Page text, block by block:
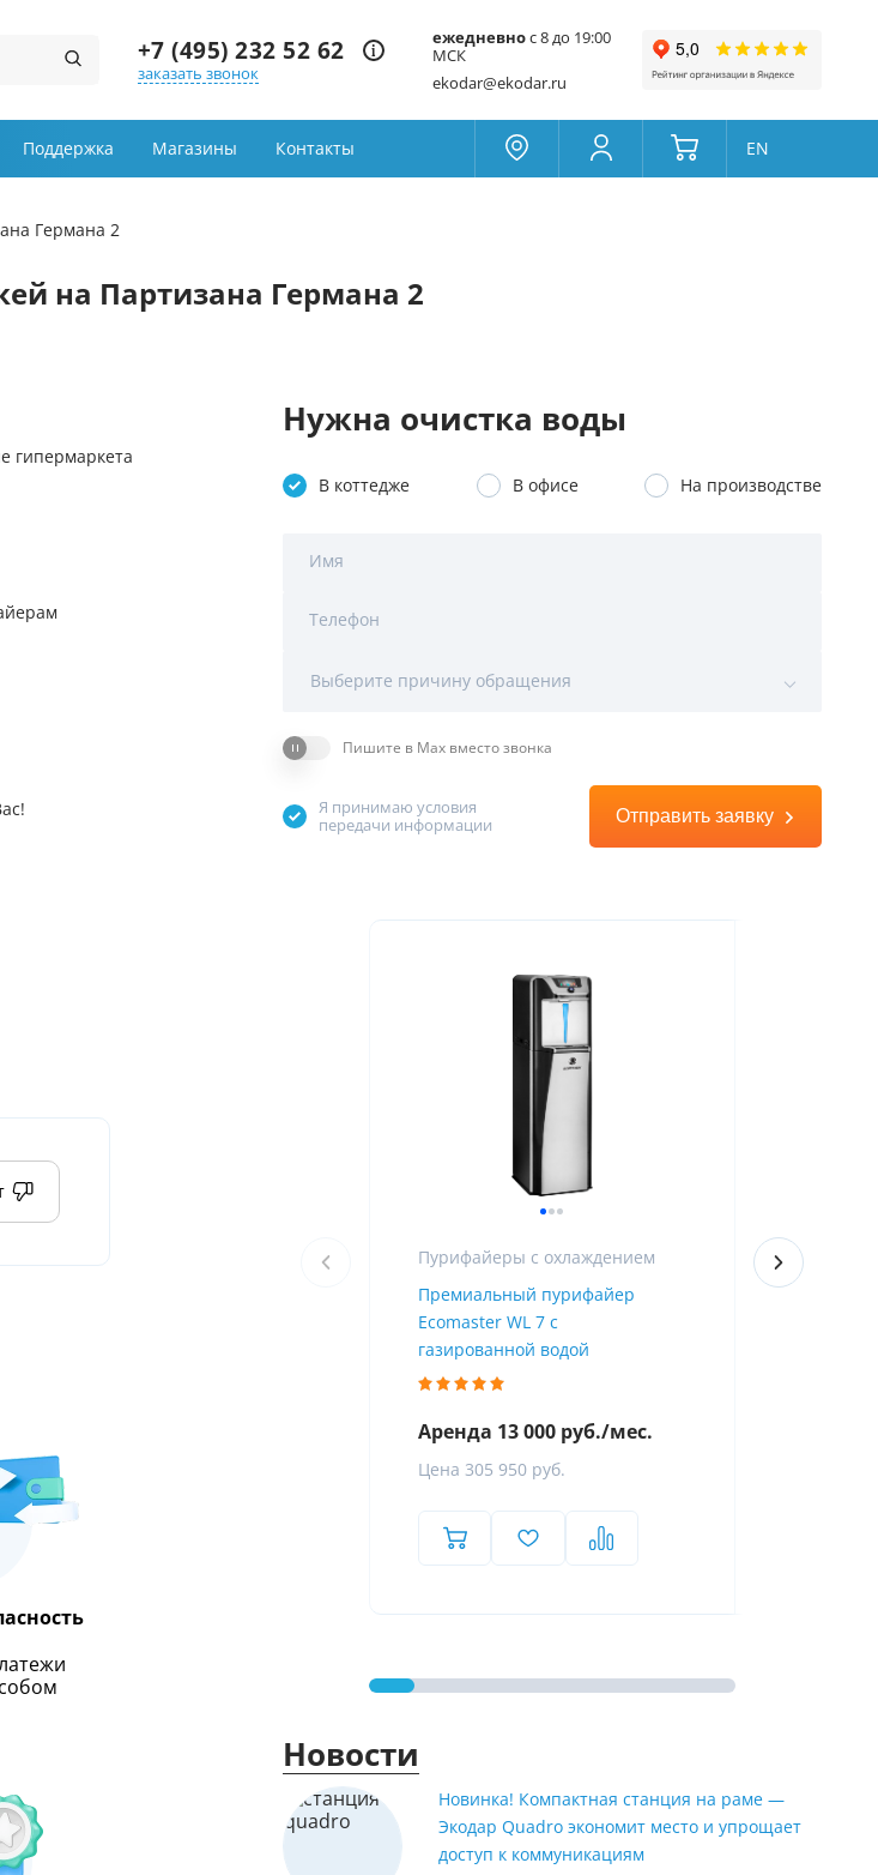
+7 (495) 232 52 62
Заказ звонка
Я принимаю условия
Фирменные магазины
заказать звонок
ежедневнос 8 до 19:00
МСК
ekodar@ekodar.ru
Поддержка Магазины Контакты EN
Германа 2
на Партизана Германа 2
гипермаркета
Нужна очистка воды
В коттедже В офисе На производстве
Имя
Телефон
Выберите причину обращения
Пишите в Max вместо звонка
Я принимаю условия
передачи информации
Отправить заявку
Пурифайеры с охлаждением
Премиальный пурифайер
Ecomaster WL 7 с
газированной водой
Аренда 13 000 руб./мес.
Цена 305 950 руб.
Новости
Новинка! Компактная станция на раме —
Экодар Quadro экономит место и упрощает
доступ к коммуникациям